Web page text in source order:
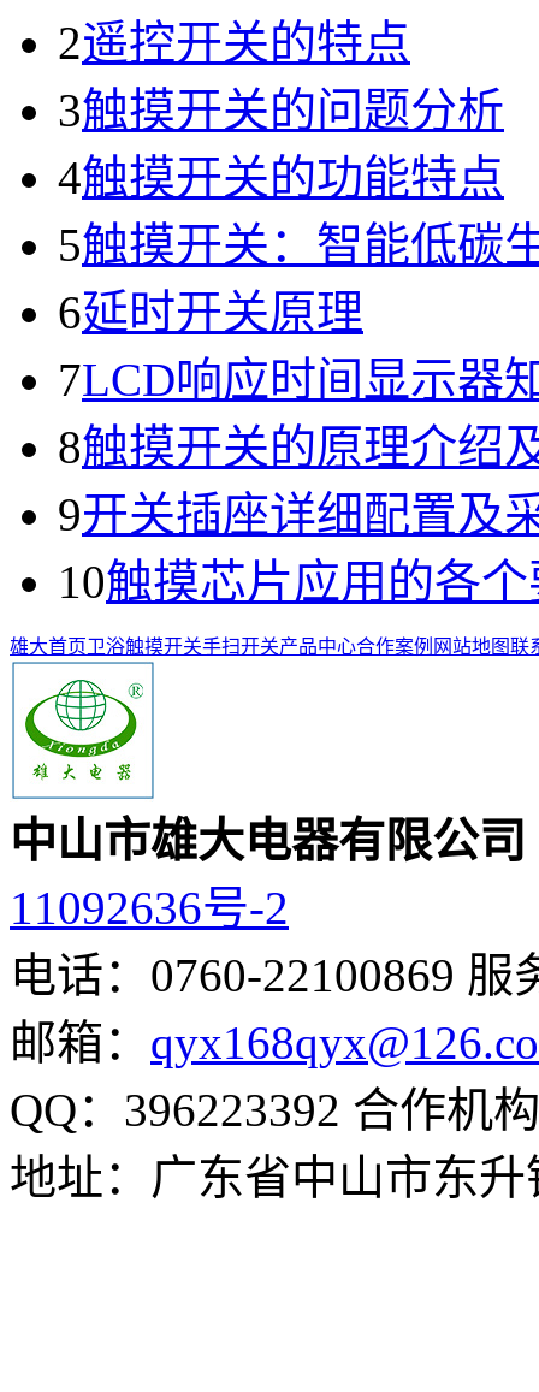
2遥控开关的特点
3触摸开关的问题分析
4触摸开关的功能特点
5触摸开关：智能低碳
6延时开关原理
7LCD响应时间显示器
8触摸开关的原理介绍
9开关插座详细配置及
10触摸芯片应用的各
雄大首页卫浴触摸开关手扫开关产品中心合作案例 网站地图联
中山市雄大电器有限公司
11092636号-2
电话：0760-22100869 服
邮箱：
QQ：396223392 合作机
地址：广东省中山市东